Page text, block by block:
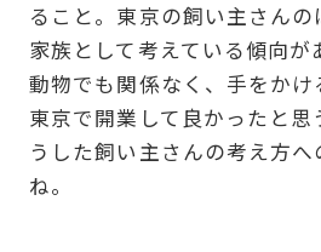
ること。東京の飼い主さん
家族として考えている傾向が
動物でも関係なく、手をかけ
東京で開業して良かったと思
うした飼い主さんの考え方
ね。